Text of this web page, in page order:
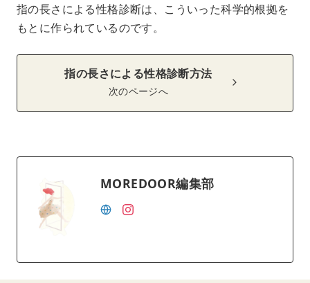
指の長さによる性格診断は、こういった科学的根拠を
もとに作られているのです。
指の長さによる性格診断方法
次のページへ
MOREDOOR編集部